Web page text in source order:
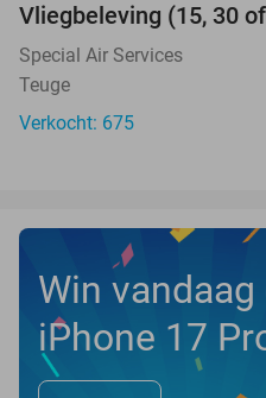
Vliegbeleving (15, 30
Special Air Services
Teuge
Verkocht: 675
Win
iPhone 17